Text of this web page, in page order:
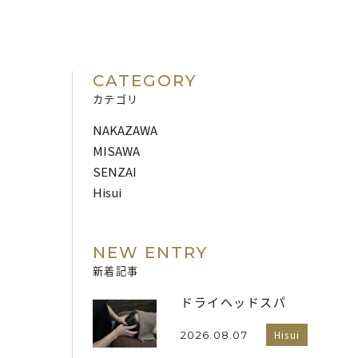
CATEGORY
カテゴリ
NAKAZAWA
MISAWA
SENZAI
Hisui
NEW ENTRY
新着記事
ドライヘッドスパ
2026.08.07 Hisui